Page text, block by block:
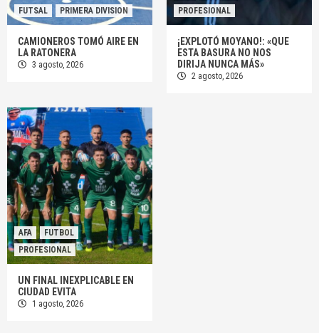
FUTSAL PRIMERA DIVISION
CAMIONEROS TOMÓ AIRE EN
LA RATONERA
3 agosto, 2026
PROFESIONAL
¡EXPLOTÓ MOYANO!: «QUE
ESTA BASURA NO NOS
DIRIJA NUNCA MÁS»
2 agosto, 2026
AFA
FUTBOL
PROFESIONAL
UN FINAL INEXPLICABLE EN
CIUDAD EVITA
1 agosto, 2026